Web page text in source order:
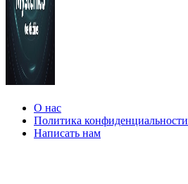
О нас
Политика конфиденциальности
Написать нам